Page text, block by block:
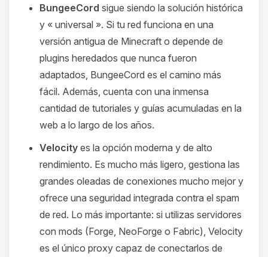
BungeeCord sigue siendo la solución histórica
y « universal ». Si tu red funciona en una
versión antigua de Minecraft o depende de
plugins heredados que nunca fueron
adaptados, BungeeCord es el camino más
fácil. Además, cuenta con una inmensa
cantidad de tutoriales y guías acumuladas en la
web a lo largo de los años.
Velocity es la opción moderna y de alto
rendimiento. Es mucho más ligero, gestiona las
grandes oleadas de conexiones mucho mejor y
ofrece una seguridad integrada contra el spam
de red. Lo más importante: si utilizas servidores
con mods (Forge, NeoForge o Fabric), Velocity
es el único proxy capaz de conectarlos de